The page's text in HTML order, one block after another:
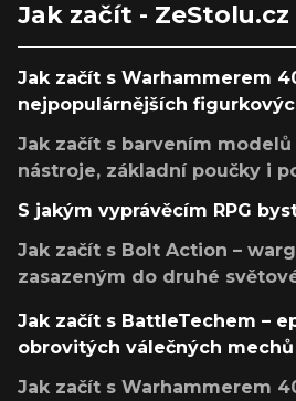
Jak začít - ZeStolu.cz
Jak začít s Warhammerem
nejpopulárnějších
Jak začít s barvením modelů
nástroje, základní poučky i
S jakým vyprávěcím RPG
Jak začít s Bolt Action –
zasazeným do druhé
Jak začít s BattleTechem –
obrovitých válečných mechů
Jak začít s Warhammerem